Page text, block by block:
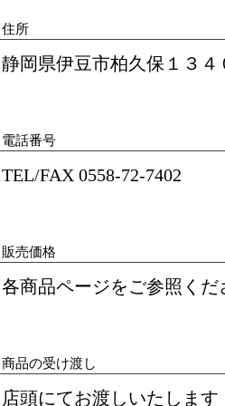
住所
静岡県伊豆市柏久保１３４
電話番号
TEL/FAX 0558-72-7402
販売価格
各商品ページをご参照くだ
商品の受け渡し
店頭にてお渡しいたします